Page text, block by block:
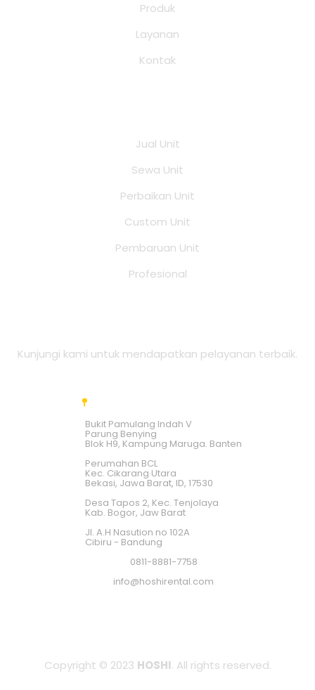
Produk
Layanan
Kontak
Jual Unit
Sewa Unit
Perbaikan Unit
Custom Unit
Pembaruan Unit
Profesional
Kunjungi kami untuk mendapatkan pelayanan terbaik.
Bukit Pamulang Indah V
Parung Benying
Blok H9, Kampung Maruga. Banten
Perumahan BCL
Kec. Cikarang Utara
Bekasi, Jawa Barat, ID, 17530
Desa Tapos 2, Kec. Tenjolaya
Kab. Bogor, Jaw Barat
Jl. A.H Nasution no 102A
Cibiru - Bandung
0811-8881-7758
info@hoshirental.com
Copyright © 2023 HOSHI. All rights reserved.